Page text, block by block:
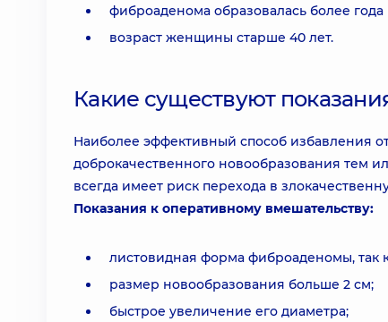
фиброаденома образовалась более
возраст женщины старше 40 лет.
Какие существуют
Наиболее эффективный способ избавления
доброкачественного новообразования тем
всегда имеет риск перехода в
Показания к оперативному вмешательству:
листовидная форма фиброаденомы, так
размер новообразования больше 2 см;
быстрое увеличение его диаметра;